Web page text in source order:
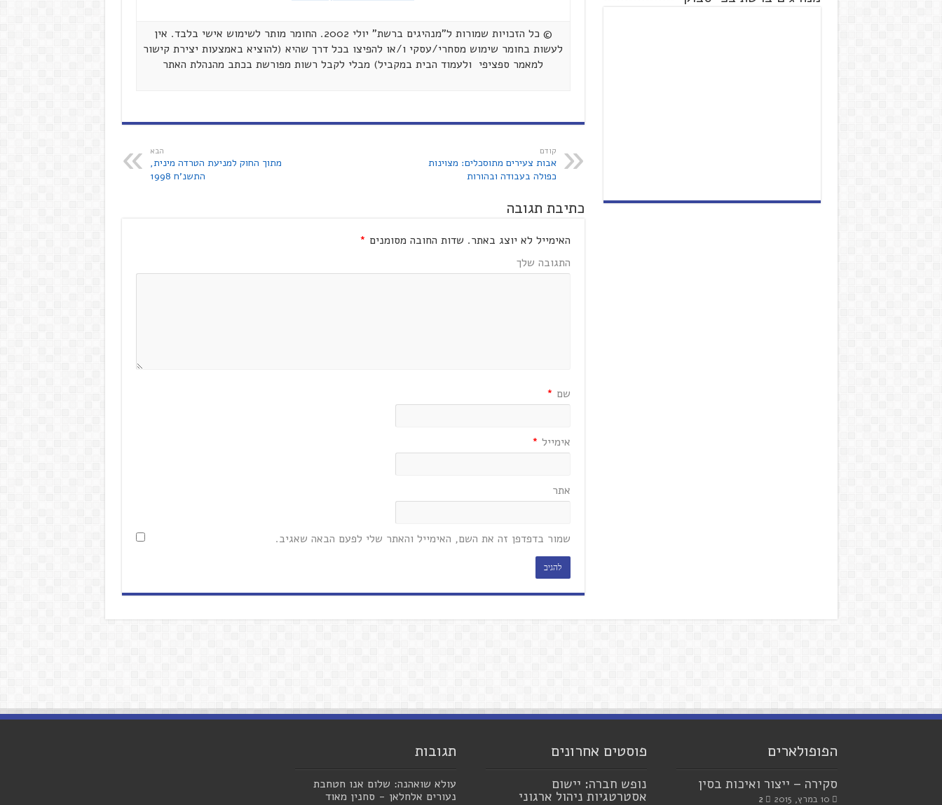
© כל הזכויות שמורות ל"מנהיגים ברשת" יולי 2002. החומר מותר לשימוש אישי בלבד. אין
לעשות בחומר שימוש מסחרי/עסקי ו/או להפיצו בכל דרך שהיא (להוציא באמצעות יצירת קישור
למאמר ספציפי ולעמוד הבית במקביל) מבלי לקבל רשות מפורשת בכתב מהנהלת האתר
קודם
אבות צעירים מתוסכלים: מצוינות
כפולה בעבודה ובהורות
הבא
מתוך החוק למניעת הטרדה מינית,
התשנ'ח 1998
כתיבת תגובה
האימייל לא יוצג באתר. שדות החובה מסומנים *
התגובה שלך
שם *
אימייל *
אתר
שמור בדפדפן זה את השם, האימייל והאתר שלי לפעם הבאה שאגיב.
הפופולארים
סקירה – ייצור ואיכות בסין
10 במרץ, 2015 2
פוסטים אחרונים
נופש חברה: יישום
אסטרטגיות ניהול ארגוני
תגובות
עולא שואהנה: שלום אנו חטחבת
נעורים אלחלאן - סחנין מאוד